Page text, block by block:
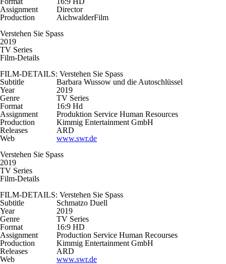
Assignment
Director
Production
AichwalderFilm
Verstehen Sie Spass
2019
TV Series
Film-Details
FILM-DETAILS: Verstehen Sie Spass
Subtitle
Barbara Wussow und die Autoschlüssel
Year
2019
Genre
TV Series
Format
16:9 Hd
Assignment
Produktion Service Human Resources
Production
Kimmig Entertainment GmbH
Releases
ARD
Web
www.swr.de
Verstehen Sie Spass
2019
TV Series
Film-Details
FILM-DETAILS: Verstehen Sie Spass
Subtitle
Schmatzo Duell
Year
2019
Genre
TV Series
Format
16:9 HD
Assignment
Production Service Human Recourses
Production
Kimmig Entertainment GmbH
Releases
ARD
Web
www.swr.de